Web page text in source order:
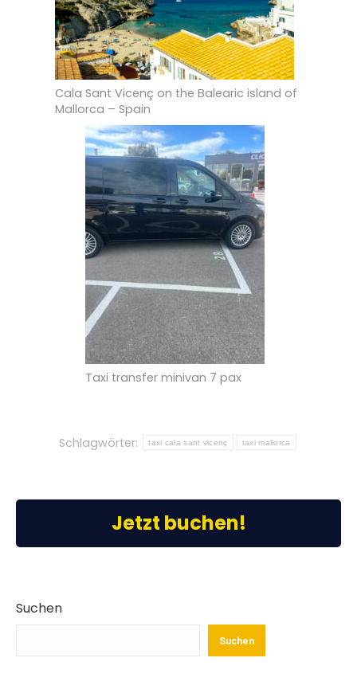
Cala Sant Vicenç on the Balearic island of
Mallorca – Spain
Taxi transfer minivan 7 pax
Schlagwörter: taxi cala sant vicenç taxi mallorca
Jetzt buchen!
Suchen
Suchen